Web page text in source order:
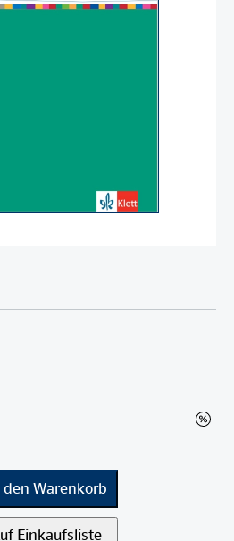
den Warenkorb
Einkaufsliste